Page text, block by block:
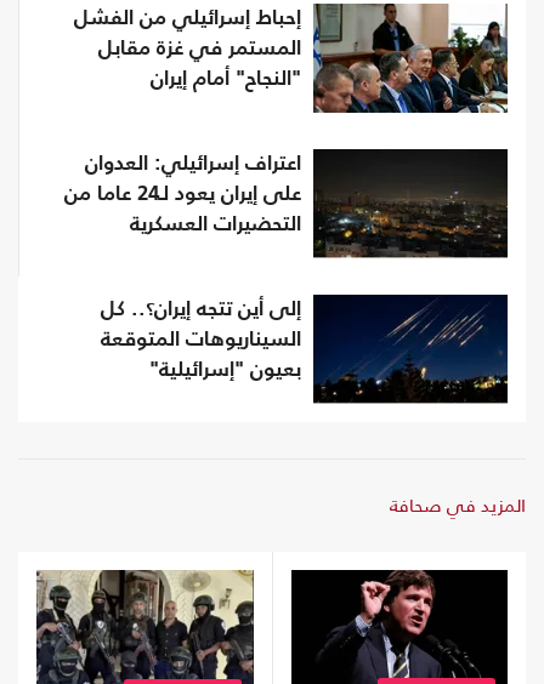
إحباط إسرائيلي من الفشل
المستمر في غزة مقابل
"النجاح" أمام إيران
اعتراف إسرائيلي: العدوان
على إيران يعود لـ24 عاما من
التحضيرات العسكرية
إلى أين تتجه إيران؟.. كل
السيناريوهات المتوقعة
بعيون "إسرائيلية"
المزيد في صحافة